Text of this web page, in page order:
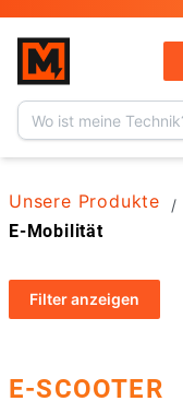
Unsere Produkte /
E-Mobilität
Filteranzeigen
E-SCOOTER